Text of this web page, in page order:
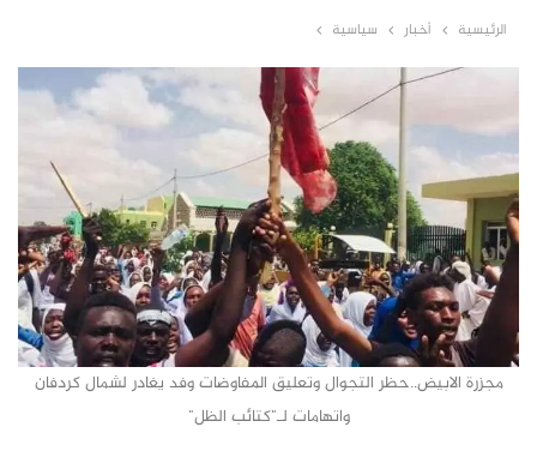
الرئيسية أخبار سياسية
مجزرة الابيض..حظر التجوال وتعليق المفاوضات وفد يغادر لشمال كردفان
واتهامات لـ"كتائب الظل"